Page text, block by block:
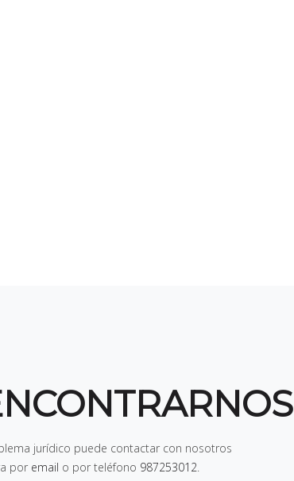
jurídico puede contactar con nosotros
por email o por teléfono 987253012